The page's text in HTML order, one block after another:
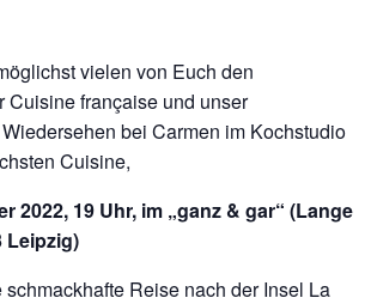
vielen von Euch den
Cuisine française und unser
bei Carmen im Kochstudio
Cuisine,
2022, 19 Uhr, im „ganz & gar“ (Lange
Leipzig)
Reise nach der Insel La